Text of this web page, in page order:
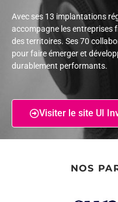
Avec ses 13 implantations
accompagne les entreprises
des territoires. Ses 70
pour faire émerger et
durablement performants.
Visiter le site UI
NOS